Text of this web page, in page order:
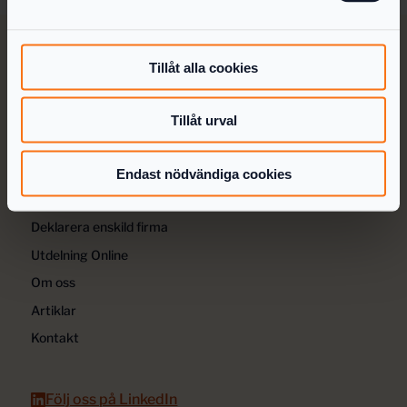
Tillåt alla cookies
Tillåt urval
Endast nödvändiga cookies
Så fungerar det
För redovisningsbyråer
Deklarera enskild firma
Utdelning Online
Om oss
Artiklar
Kontakt
Följ oss på LinkedIn